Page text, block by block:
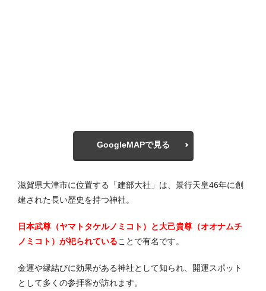
GoogleMAPで見る
滋賀県大津市に位置する「建部大社」は、景行天皇46年に創
建された長い歴史を持つ神社。
日本武尊（ヤマトタケルノミコト）と大己貴尊（オオナムチ
ノミコト）が祀られていることで有名です。
金運や縁結びに効果がある神社として知られ、開運スポット
として多くの参拝客が訪れます。